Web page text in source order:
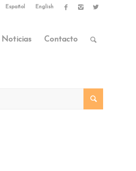
Español English
Noticias Contacto